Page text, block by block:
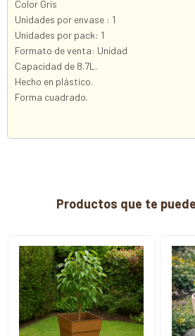
Color Gris
Unidades por envase : 1
Unidades por pack: 1
Formato de venta: Unidad
Capacidad de 8.7L.
Hecho en plástico.
Forma cuadrado.
Productos que te